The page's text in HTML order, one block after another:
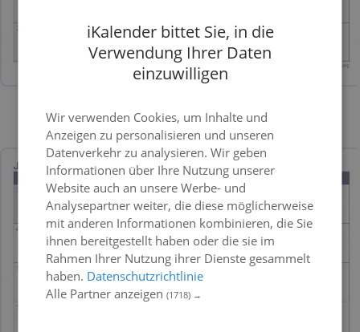
Bild PDF Excel
iKalender bittet Sie, in die
Verwendung Ihrer Daten
einzuwilligen
Wir verwenden Cookies, um Inhalte und
Anzeigen zu personalisieren und unseren
Datenverkehr zu analysieren. Wir geben
Informationen über Ihre Nutzung unserer
Website auch an unsere Werbe- und
Analysepartner weiter, die diese möglicherweise
mit anderen Informationen kombinieren, die Sie
ihnen bereitgestellt haben oder die sie im
Rahmen Ihrer Nutzung ihrer Dienste gesammelt
haben. Datenschutzrichtlinie
Alle Partner anzeigen(1718) →